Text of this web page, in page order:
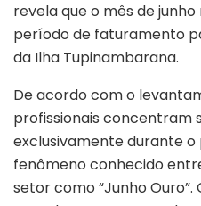
revela que o mês de
período de faturamento
da Ilha Tupinambarana.
De acordo com o
profissionais concentram
exclusivamente durante
fenômeno conhecido
setor como “Junho Ouro”.